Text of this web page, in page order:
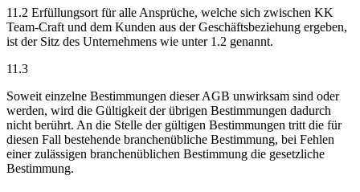
11.2 Erfüllungsort für alle Ansprüche, welche sich zwischen KK
Team-Craft und dem Kunden aus der Geschäftsbeziehung ergeben,
ist der Sitz des Unternehmens wie unter 1.2 genannt.
11.3
Soweit einzelne Bestimmungen dieser AGB unwirksam sind oder
werden, wird die Gültigkeit der übrigen Bestimmungen dadurch
nicht berührt. An die Stelle der gültigen Bestimmungen tritt die für
diesen Fall bestehende branchenübliche Bestimmung, bei Fehlen
einer zulässigen branchenüblichen Bestimmung die gesetzliche
Bestimmung.